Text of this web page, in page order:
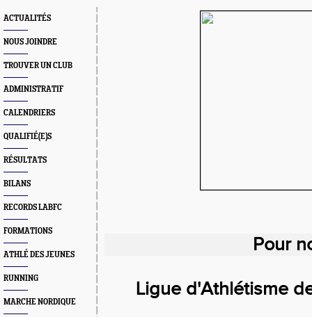
ACTUALITÉS
NOUS JOINDRE
TROUVER UN CLUB
ADMINISTRATIF
CALENDRIERS
QUALIFIÉ(E)S
RÉSULTATS
BILANS
RECORDS LABFC
FORMATIONS
ATHLÉ DES JEUNES
RUNNING
MARCHE NORDIQUE
Pour
Ligue d'Athlétisme